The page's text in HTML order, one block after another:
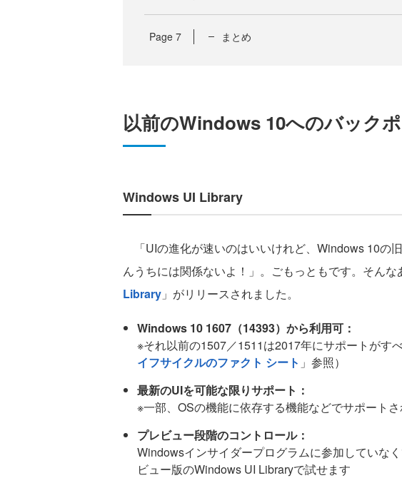
Page 7 まとめ
以前のWindows 10へのバック
Windows UI Library
「UIの進化が速いのはいいけれど、Windows 10の
んうちには関係ないよ！」。ごもっともです。そんな
Library 」がリリースされました。
Windows 10 1607（14393）から利用可：
※それ以前の1507／1511は2017年にサポートがす
イフサイクルのファクト シート 」参照）
最新のUIを可能な限りサポート：
※一部、OSの機能に依存する機能などでサポート
プレビュー段階のコントロール：
Windowsインサイダープログラムに参加していな
ビュー版のWindows UI Libraryで試せます